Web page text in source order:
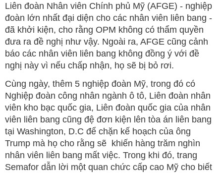
Liên đoàn Nhân viên Chính phủ Mỹ (AFGE) - nghiệp
đoàn lớn nhất đại diện cho các nhân viên liên bang -
đã khởi kiện, cho rằng OPM không có thẩm quyền
đưa ra đề nghị như vậy. Ngoài ra, AFGE cũng cảnh
báo các nhân viên liên bang không đồng ý với đề
nghị này vì nếu chấp nhận, họ sẽ bị bỏ rơi.
Cùng ngày, thêm 5 nghiệp đoàn Mỹ, trong đó có
Nghiệp đoàn công nhân ngành ô tô, Liên đoàn nhân
viên kho bạc quốc gia, Liên đoàn quốc gia của nhân
viên liên bang cũng đệ đơn kiện lên tòa án liên bang
tại Washington, D.C để chặn kế hoạch của ông
Trump mà họ cho rằng sẽ khiến hàng trăm nghìn
nhân viên liên bang mất việc. Trong khi đó, trang
Semafor dẫn lời một quan chức cấp cao Mỹ cho biết